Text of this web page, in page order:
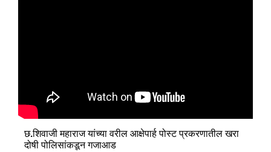
छ.शिवाजी महाराज यांच्या वरील आक्षेपार्ह पोस्ट प्रकरणातील खरा
दोषी पोलिसांकडून गजाआड